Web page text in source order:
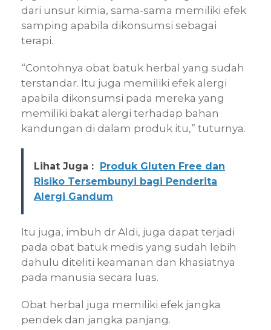
dari unsur kimia, sama-sama memiliki efek
samping apabila dikonsumsi sebagai
terapi.
“Contohnya obat batuk herbal yang sudah
terstandar. Itu juga memiliki efek alergi
apabila dikonsumsi pada mereka yang
memiliki bakat alergi terhadap bahan
kandungan di dalam produk itu,” tuturnya.
Lihat Juga : Produk Gluten Free dan
Risiko Tersembunyi bagi Penderita
Alergi Gandum
Itu juga, imbuh dr Aldi, juga dapat terjadi
pada obat batuk medis yang sudah lebih
dahulu diteliti keamanan dan khasiatnya
pada manusia secara luas.
Obat herbal juga memiliki efek jangka
pendek dan jangka panjang.